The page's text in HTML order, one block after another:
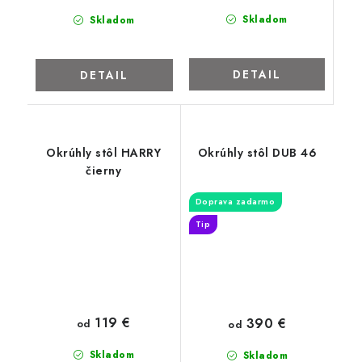
Skladom
DETAIL
Skladom
DETAIL
Okrúhly stôl HARRY
čierny
Skladom
od 119 €
Okrúhly stôl DUB 46
Doprava zadarmo
Tip
Skladom
od 390 €